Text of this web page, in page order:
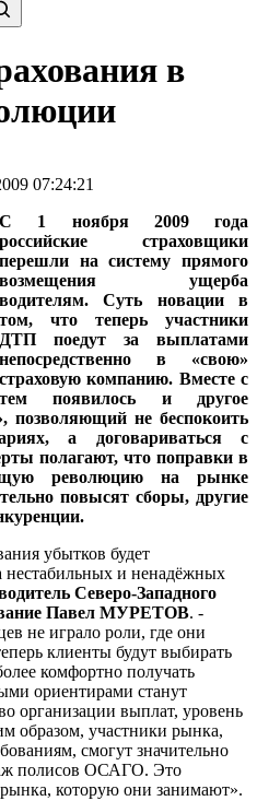
в
07:24:21
С 1 ноября 2009 года
российские страховщики
перешли на систему прямого
возмещения ущерба
водителям. Суть новации в
том, что теперь участники
ДТП поедут за выплатами
непосредственно в «свою»
страховую компанию. Вместе с
тем появилось и другое
позволяющий не беспокоить
а договариваться с
полагают, что поправки в
революцию на рынке
повысят сборы, другие
убытков будет
нестабильных и ненадёжных
Северо-Западного
Павел МУРЕТОВ. -
не играло роли, где они
клиенты будут выбирать
комфортно получать
ориентирами станут
организации выплат, уровень
образом, участники рынка,
смогут значительно
полисов ОСАГО. Это
которую они занимают».